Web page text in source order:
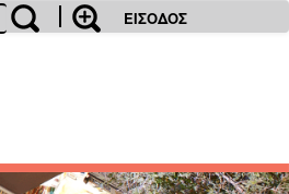
ΕΙΣΟΔΟΣ